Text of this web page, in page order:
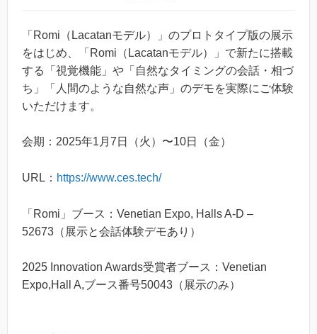
「Romi（Lacatanモデル）」のプロトタイプ版の展示
をはじめ、「Romi（Lacatanモデル）」で新たに搭載
する「視覚機能」や「自然なタイミングの会話・相づ
ち」「人間のような自然な声」のデモを実際にご体験
いただけます。
会期：2025年1月7日（火）〜10日（金）
URL： https://www.ces.tech/
「Romi」ブース：Venetian Expo, Halls A-D –
52673（展示と会話体験デモあり）
2025 Innovation Awards受賞者ブース：Venetian
Expo,Hall A,ブース番号50043（展示のみ）